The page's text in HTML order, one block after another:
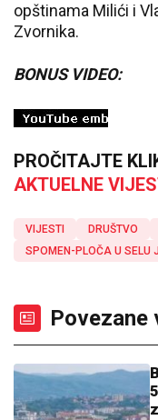
opštinama Milići i
Zvornika.
BONUS VIDEO:
PROČITAJTE
AKTUELNE
VIJESTI DRUŠTVO
SPOMEN-PLOČA U SELU
Povezane